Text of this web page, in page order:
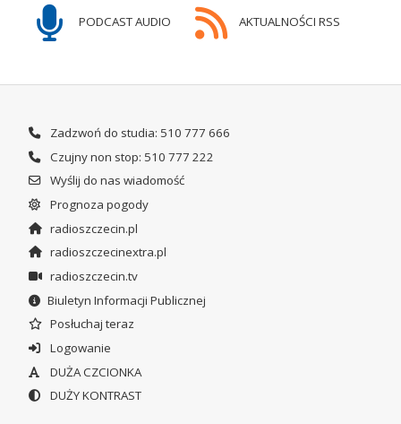
PODCAST AUDIO AKTUALNOŚCI RSS
Zadzwoń do studia: 510 777 666
Czujny non stop: 510 777 222
Wyślij do nas wiadomość
Prognoza pogody
radioszczecin.pl
radioszczecinextra.pl
radioszczecin.tv
Biuletyn Informacji Publicznej
Posłuchaj teraz
Logowanie
DUŻA CZCIONKA
DUŻY KONTRAST